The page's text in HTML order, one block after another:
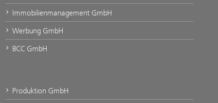
Immobilienmanagement GmbH
Werbung GmbH
BCC GmbH
Produktion GmbH